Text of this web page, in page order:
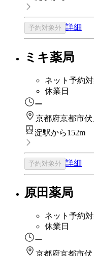
予約対象外 詳細
ミキ薬局
ネット予約
休業日
ー
京都府京都市
淀駅から152m
予約対象外 詳細
原田薬局
ネット予約
休業日
ー
京都府京都市伏